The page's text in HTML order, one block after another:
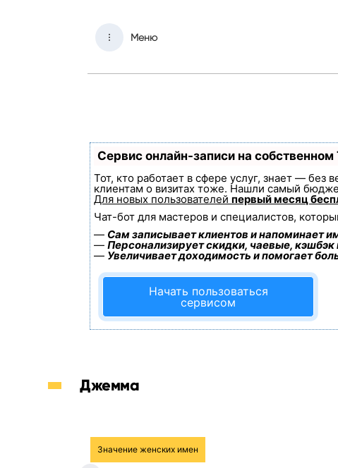
Меню
Сервис онлайн-записи на
Тот, кто работает в сфере услуг, знает — без
клиентам о визитах тоже. Нашли самый
Для новых пользователей первый месяц
Чат-бот для мастеров и специалистов,
— Сам записывает клиентов и напоминает
— Персонализирует скидки, чаевые,
— Увеличивает доходимость и помогает
Начать пользоваться
сервисом
Джемма
Значение женских имен